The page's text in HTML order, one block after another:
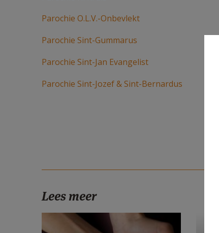
Parochie O.L.V.-Onbevlekt
Parochie Sint-Gummarus
Parochie Sint-Jan Evangelist
Parochie Sint-Jozef & Sint-Bernardus
Lees meer